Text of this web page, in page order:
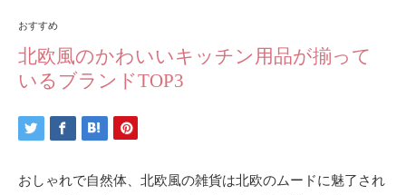
おすすめ
北欧風のかわいいキッチン用品が揃って
いるブランドTOP3
おしゃれで自然体、北欧風の雑貨は北欧のムードに魅了され